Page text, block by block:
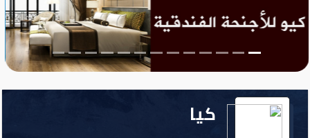
بيع
سيارتك
أحدث
السيارات
كيا